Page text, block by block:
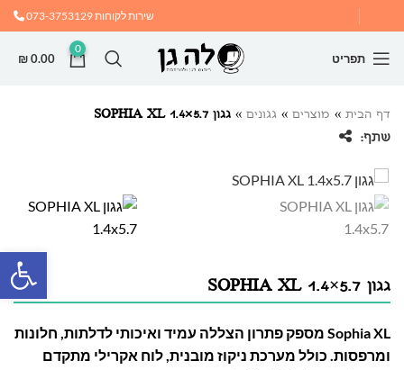
שירות לקוחות073-3753129
תפריט
0
₪0.00
דף הבית » מוצרים » גגונים » גגון SOPHIA XL 1.4×5.7
שתף:
גגון SOPHIA XL 1.4×5.7
Sophia XL מספק פתרון הצללה עמיד ואיכותי לדלתות, חלונות
ומרפסות. כולל מערכת ניקוז מובנית, לוח אקרילי מתקדם